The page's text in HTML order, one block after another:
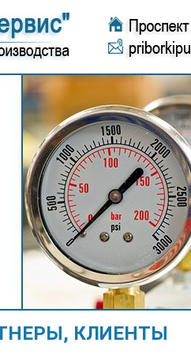
КЛИЕНТЫ